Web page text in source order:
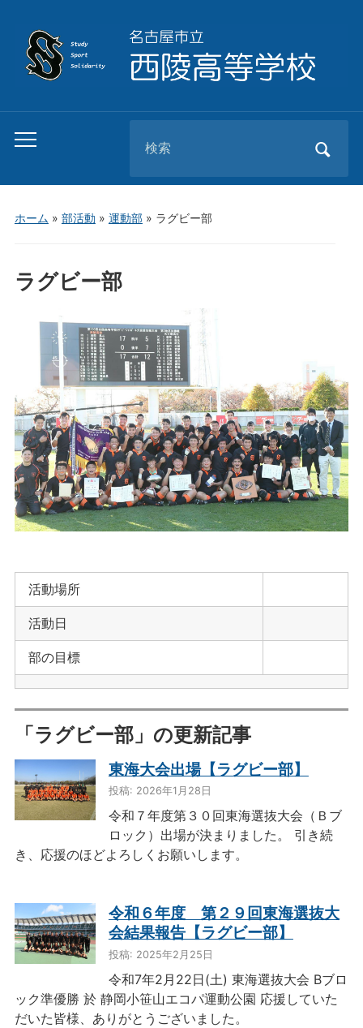
Toggle
menu
for:
ホーム » 部活動 » 運動部» ラグビー部
ラグビー部
活動場所
活動日
部の目標
「ラグビー部」の更新記事
東海大会出場【ラグビー部】
投稿: 2026年1月28日
令和７年度第３０回東海選抜大会（Ｂブ
ロック）出場が決まりました。 引き続
き、応援のほどよろしくお願いします。
令和６年度 第２９回東海選抜大
会結果報告【ラグビー部】
投稿: 2025年2月25日
令和7年2月22日(土) 東海選抜大会 Bブロ
ック準優勝 於 静岡小笹山エコパ運動公園 応援していた
だいた皆様、ありがとうございました。